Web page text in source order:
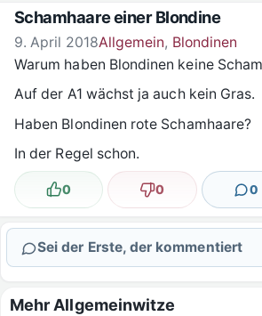
Zum Inhalt springen
Schamhaare einer Blondine
9. April 2018Allgemein, Blondinen
Warum haben Blondinen keine
Auf der A1 wächst ja auch kein Gras.
Haben Blondinen rote Schamhaare?
In der Regel schon.
Lustig
0 Nicht lustig
0 0
Sei der Erste, der kommentiert
Mehr Allgemeinwitze